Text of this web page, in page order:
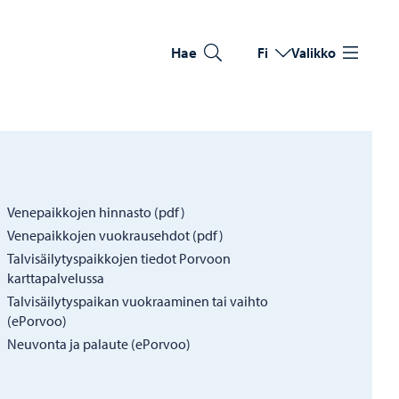
Hae Vaihda kieltä
Nykyinen kieli: Suomi
Fi Valikko
Venepaikkojen hinnasto (pdf)
Venepaikkojen vuokrausehdot (pdf)
Talvisäilytyspaikkojen tiedot Porvoon
karttapalvelussa
Talvisäilytyspaikan vuokraaminen tai vaihto
(ePorvoo)
Neuvonta ja palaute (ePorvoo)